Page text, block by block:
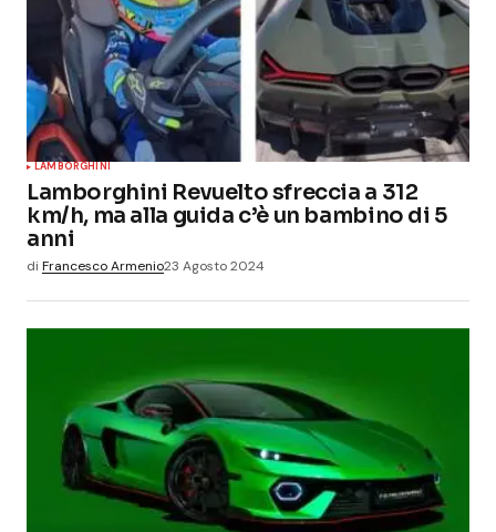
LAMBORGHINI
Lamborghini Revuelto sfreccia a 312
km/h, ma alla guida c’è un bambino di 5
anni
di Francesco Armenio23 Agosto 2024